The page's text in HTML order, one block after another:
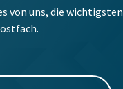
von uns, die wichtigsten